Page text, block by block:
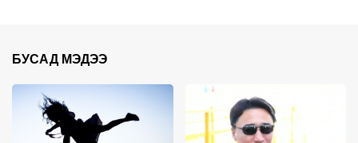
БУСАД МЭДЭЭ